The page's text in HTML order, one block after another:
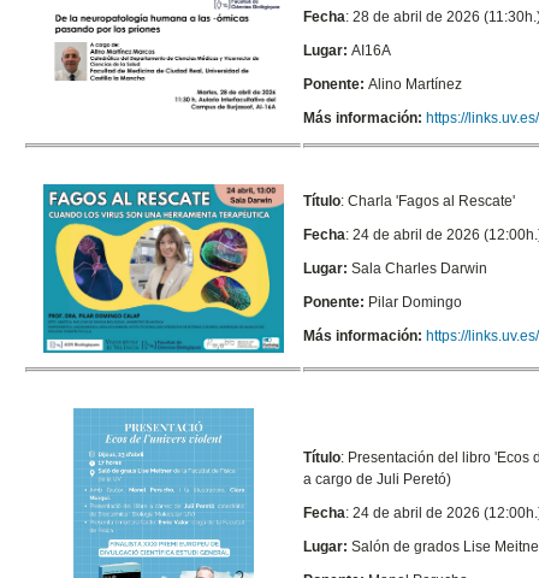
Fecha: 28 de abril de 2026
Lugar:AI16A
Ponente:Alino Martínez
Más información: https://
Título:Charla 'Fagos al Rescate'
Fecha: 24 de abril de 2026
Lugar:Sala Charles Darwin
Ponente: Pilar Domingo
Más información: https://
Título: Presentación del libro 'Ecos
a cargo de Juli Peretó)
Fecha: 24 de abril de 2026
Lugar:Salón de grados Lise